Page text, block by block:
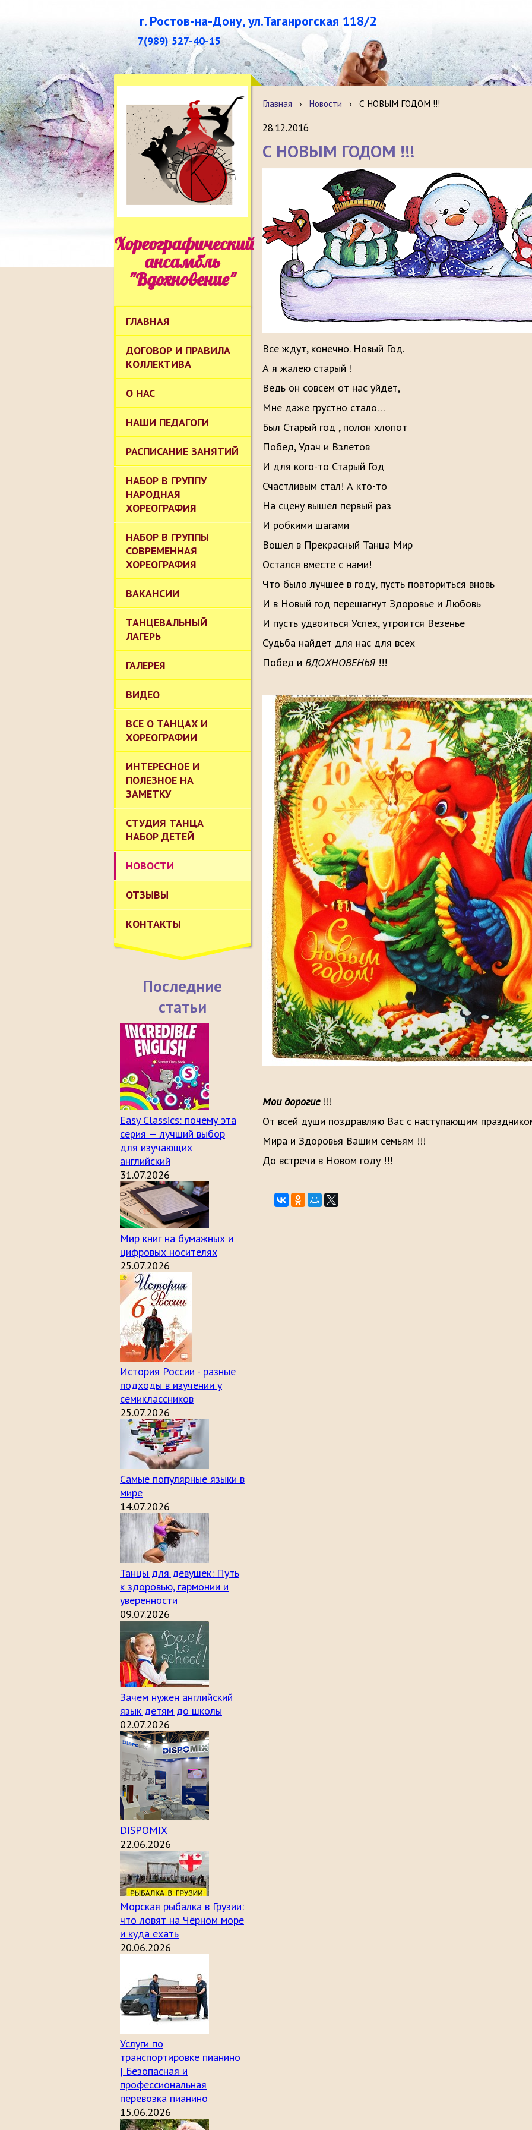
г. Ростов-на-Дону, ул.Таганрогская 118/2
7(989) 527-40-15
Хореографический
ансамбль
"Вдохновение"
ГЛАВНАЯ
ДОГОВОР И ПРАВИЛА
КОЛЛЕКТИВА
О НАС
НАШИ ПЕДАГОГИ
РАСПИСАНИЕ ЗАНЯТИЙ
НАБОР В ГРУППУ
НАРОДНАЯ
ХОРЕОГРАФИЯ
НАБОР В ГРУППЫ
СОВРЕМЕННАЯ
ХОРЕОГРАФИЯ
ВАКАНСИИ
ТАНЦЕВАЛЬНЫЙ
ЛАГЕРЬ
ГАЛЕРЕЯ
ВИДЕО
ВСЕ О ТАНЦАХ И
ХОРЕОГРАФИИ
ИНТЕРЕСНОЕ И
ПОЛЕЗНОЕ НА
ЗАМЕТКУ
СТУДИЯ ТАНЦА
НАБОР ДЕТЕЙ
НОВОСТИ
ОТЗЫВЫ
КОНТАКТЫ
Последние
статьи
Easy Classics: почему эта
серия — лучший выбор
для изучающих
английский
31.07.2026
Мир книг на бумажных и
цифровых носителях
25.07.2026
История России - разные
подходы в изучении у
семиклассников
25.07.2026
Самые популярные языки в
мире
14.07.2026
Танцы для девушек: Путь
к здоровью, гармонии и
уверенности
09.07.2026
Зачем нужен английский
язык детям до школы
02.07.2026
DISPOMIX
22.06.2026
Морская рыбалка в Грузии:
что ловят на Чёрном море
и куда ехать
20.06.2026
Услуги по
транспортировке пианино
| Безопасная и
профессиональная
перевозка пианино
15.06.2026
Главная › Новости › С НОВЫМ ГОДОМ !!!
28.12.2016
С НОВЫМ ГОДОМ !!!
Все ждут, конечно. Новый Год.
А я жалею старый !
Ведь он совсем от нас уйдет,
Мне даже грустно стало…
Был Старый год , полон хлопот
Побед, Удач и Взлетов
И для кого-то Старый Год
Счастливым стал! А кто-то
На сцену вышел первый раз
И робкими шагами
Вошел в Прекрасный Танца Мир
Остался вместе с нами!
Что было лучшее в году, пусть повториться вновь
И в Новый год перешагнут Здоровье и Любовь
И пусть удвоиться Успех, утроится Везенье
Судьба найдет для нас для всех
Побед и ВДОХНОВЕНЬЯ!!!
Мои дорогие!!!
От всей души поздравляю Вас с наступающим
Мира и Здоровья Вашим семьям !!!
До встречи в Новом году !!!